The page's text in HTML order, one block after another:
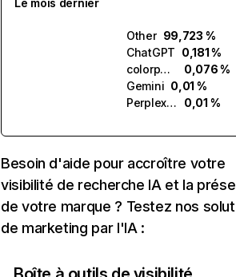
Le mois dernier
Other 99,723 %
ChatGPT 0,181 %
colorpop.ai
0,076 %
Gemini 0,01 %
Perplexity
0,01 %
Besoin d'aide pour accroître votre
visibilité de recherche IA et la
de votre marque ? Testez nos
de marketing par l'IA :